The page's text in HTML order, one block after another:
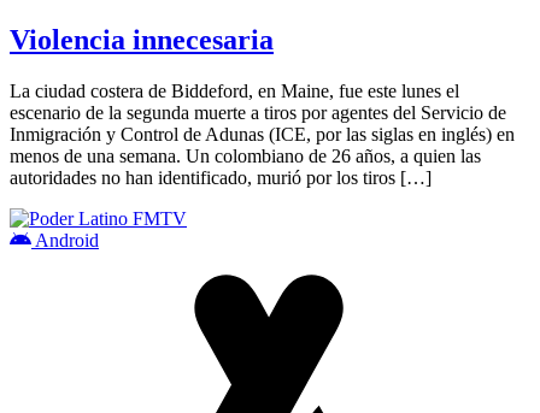
Violencia innecesaria
La ciudad costera de Biddeford, en Maine, fue este lunes el
escenario de la segunda muerte a tiros por agentes del Servicio de
Inmigración y Control de Adunas (ICE, por las siglas en inglés) en
menos de una semana. Un colombiano de 26 años, a quien las
autoridades no han identificado, murió por los tiros […]
Android